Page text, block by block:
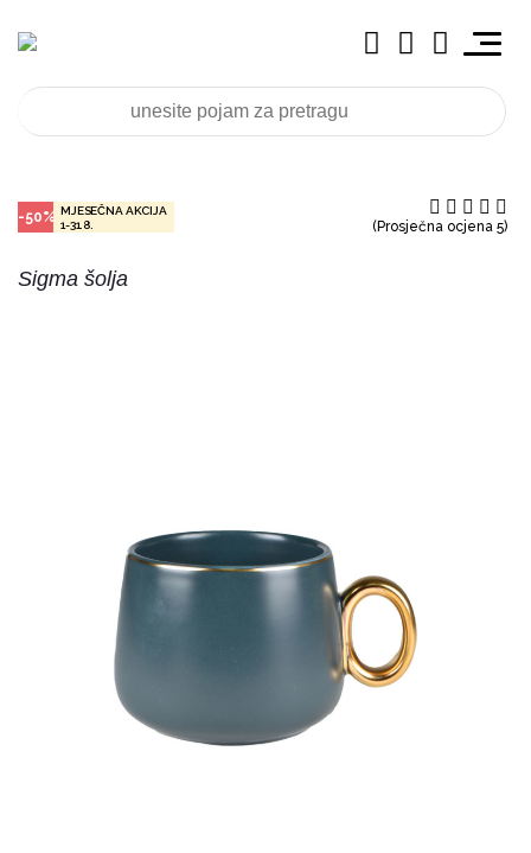
Sigma šolja
(Prosječna ocjena 5)
-50% MJESEČNA AKCIJA
1-31.8.